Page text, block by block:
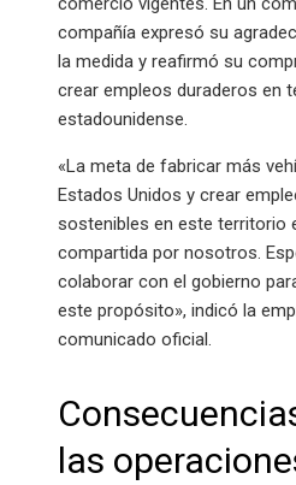
compañía expresó su
la medida y reafirmó su
crear empleos duraderos en
estadounidense.
«La meta de fabricar más
Estados Unidos y crear
sostenibles en este territorio
compartida por nosotros.
colaborar con el gobierno
este propósito», indicó la
comunicado oficial.
las